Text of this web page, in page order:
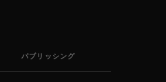
パブリッシング